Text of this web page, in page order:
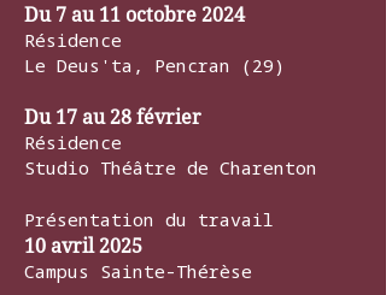
Du 7 au 11 octobre 2024
Résidence
Le Deus'ta, Pencran (29)
Du 17 au 28 février
Résidence
Studio Théâtre de Charenton
Présentation du travail
10 avril 2025
Campus Sainte-Thérèse